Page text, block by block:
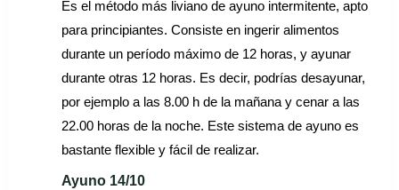
Es el método más liviano de ayuno intermitente, apto
para principiantes. Consiste en ingerir alimentos
durante un período máximo de 12 horas, y ayunar
durante otras 12 horas. Es decir, podrías desayunar,
por ejemplo a las 8.00 h de la mañana y cenar a las
22.00 horas de la noche. Este sistema de ayuno es
bastante flexible y fácil de realizar.
Ayuno 14/10